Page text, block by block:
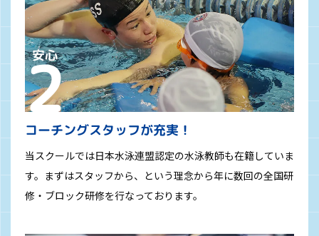
コーチングスタッフが充実！
当スクールでは日本水泳連盟認定の水泳教師も在籍していま
す。まずはスタッフから、という理念から年に数回の全国研
修・ブロック研修を行なっております。